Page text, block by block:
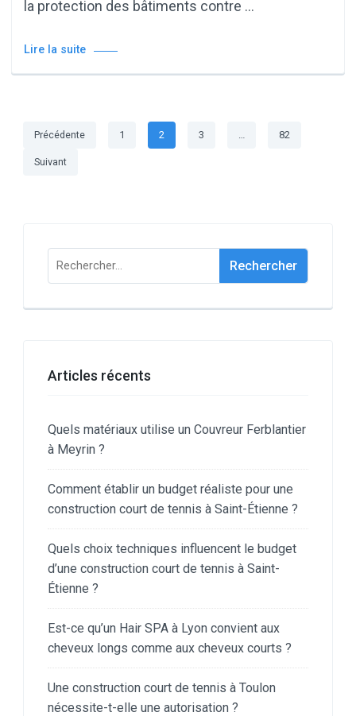
la protection des bâtiments contre …
Lire la suite
Pagination
des
Précédente Page
1 Page
2 Page
3 Page
82
Suivant
Rechercher :
Articles récents
Quels matériaux utilise un Couvreur Ferblantier
à Meyrin ?
Comment établir un budget réaliste pour une
construction court de tennis à Saint-Étienne ?
Quels choix techniques influencent le budget
d’une construction court de tennis à Saint-
Étienne ?
Est-ce qu’un Hair SPA à Lyon convient aux
cheveux longs comme aux cheveux courts ?
Une construction court de tennis à Toulon
nécessite-t-elle une autorisation ?